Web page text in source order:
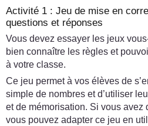
Activité 1 : Jeu de mise en
questions et réponses
Vous devez essayer les jeux
bien connaître les règles et
à votre classe.
Ce jeu permet à vos élèves de
simple de nombres et d’utiliser
et de mémorisation. Si vous avez
vous pouvez adapter ce jeu en